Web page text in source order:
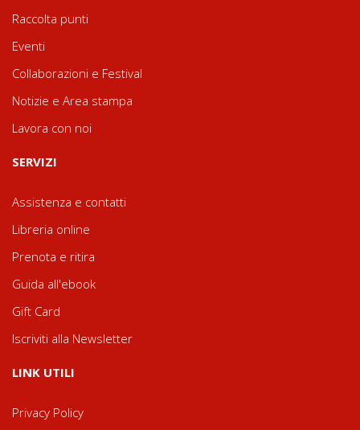
Raccolta punti
Eventi
Collaborazioni e Festival
Notizie e Area stampa
Lavora con noi
SERVIZI
Assistenza e contatti
Libreria online
Prenota e ritira
Guida all'ebook
Gift Card
Iscriviti alla Newsletter
LINK UTILI
Privacy Policy